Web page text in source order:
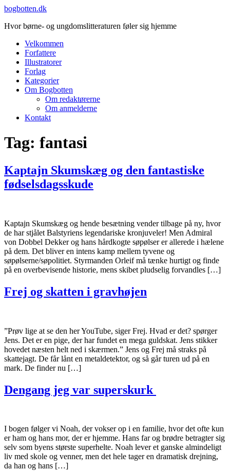
Videre
indhold
bogbotten.dk
Hvor børne- og ungdomslitteraturen føler sig hjemme
Velkommen
Forfattere
Illustratorer
Forlag
Kategorier
Om Bogbotten
Om redaktørerne
Om anmelderne
Kontakt
Tag: fantasi
Kaptajn Skumskæg og den fantastiske
fødselsdagsskude
Kaptajn Skumskæg og hende besætning vender tilbage på ny, hvor
de har stjålet Balstyriens legendariske kronjuveler! Men Admiral
von Dobbel Dekker og hans hårdkogte søpølser er allerede i hælene
på dem. Det bliver en intens kamp mellem tyvene og
søpølserne/søpolitiet. Styrmanden Orleif må tænke hurtigt og finde
på en overbevisende historie, mens skibet pludselig forvandles […]
Frej og skatten i gravhøjen
”Prøv lige at se den her YouTube, siger Frej. Hvad er det? spørger
Jens. Det er en pige, der har fundet en mega guldskat. Jens stikker
hovedet næsten helt ned i skærmen.” Jens og Frej må straks på
skattejagt. De får lånt en metaldetektor, og så går turen ud på en
mark. De finder nu […]
Dengang jeg var superskurk
I bogen følger vi Noah, der vokser op i en familie, hvor det ofte kun
er ham og hans mor, der er hjemme. Hans far og brødre betragter sig
selv som byens største superhelte. Noah lever et ganske almindeligt
liv med skole og venner, men det hele tager en dramatisk drejning,
da han og hans […]